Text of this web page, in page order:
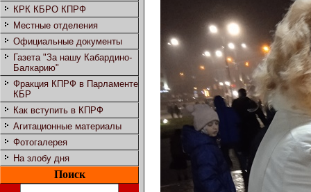
КРК КБРО КПРФ
Местные отделения
Официальные документы
Газета "За нашу Кабардино-
Балкарию"
Фракция КПРФ в Парламенте
КБР
Как вступить в КПРФ
Агитационные материалы
Фотогалерея
На злобу дня
Поиск